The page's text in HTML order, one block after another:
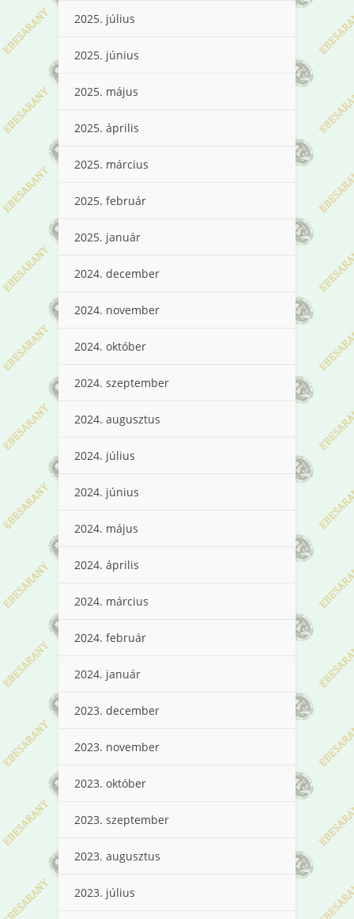
2025. július
2025. június
2025. május
2025. április
2025. március
2025. február
2025. január
2024. december
2024. november
2024. október
2024. szeptember
2024. augusztus
2024. július
2024. június
2024. május
2024. április
2024. március
2024. február
2024. január
2023. december
2023. november
2023. október
2023. szeptember
2023. augusztus
2023. július